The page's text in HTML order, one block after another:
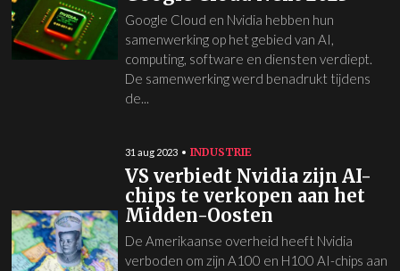
Google Cloud en Nvidia hebben hun
samenwerking op het gebied van AI,
computing, software en diensten verdiept.
De samenwerking werd benadrukt tijdens
de...
31 aug 2023 INDUSTRIE
VS verbiedt Nvidia zijn AI-
chips te verkopen aan het
Midden-Oosten
De Amerikaanse overheid heeft Nvidia
verboden om zijn A100 en H100 AI-chips aan